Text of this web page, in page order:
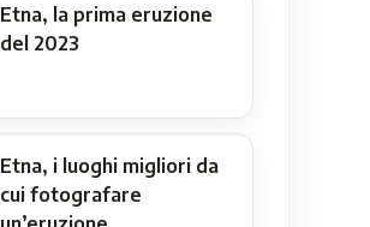
Etna, la prima eruzione
del 2023
Etna, i luoghi migliori da
cui fotografare